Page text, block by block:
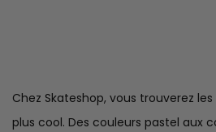
Chez Skateshop, vous trouverez
plus cool. Des couleurs pastel aux